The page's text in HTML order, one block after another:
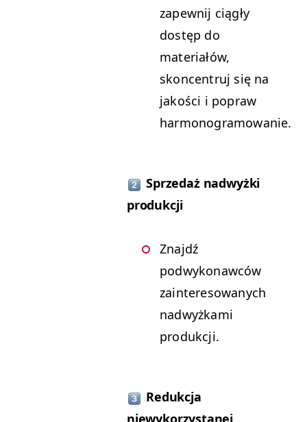
zapewnij ciągły
dostęp do
materiałów,
skoncentruj się na
jakości i popraw
harmonogramowanie.
Sprzedaż nadwyżki
produkcji
Znajdź
podwykonawców
zainteresowanych
nadwyżkami
produkcji.
Redukcja
niewykorzystanej